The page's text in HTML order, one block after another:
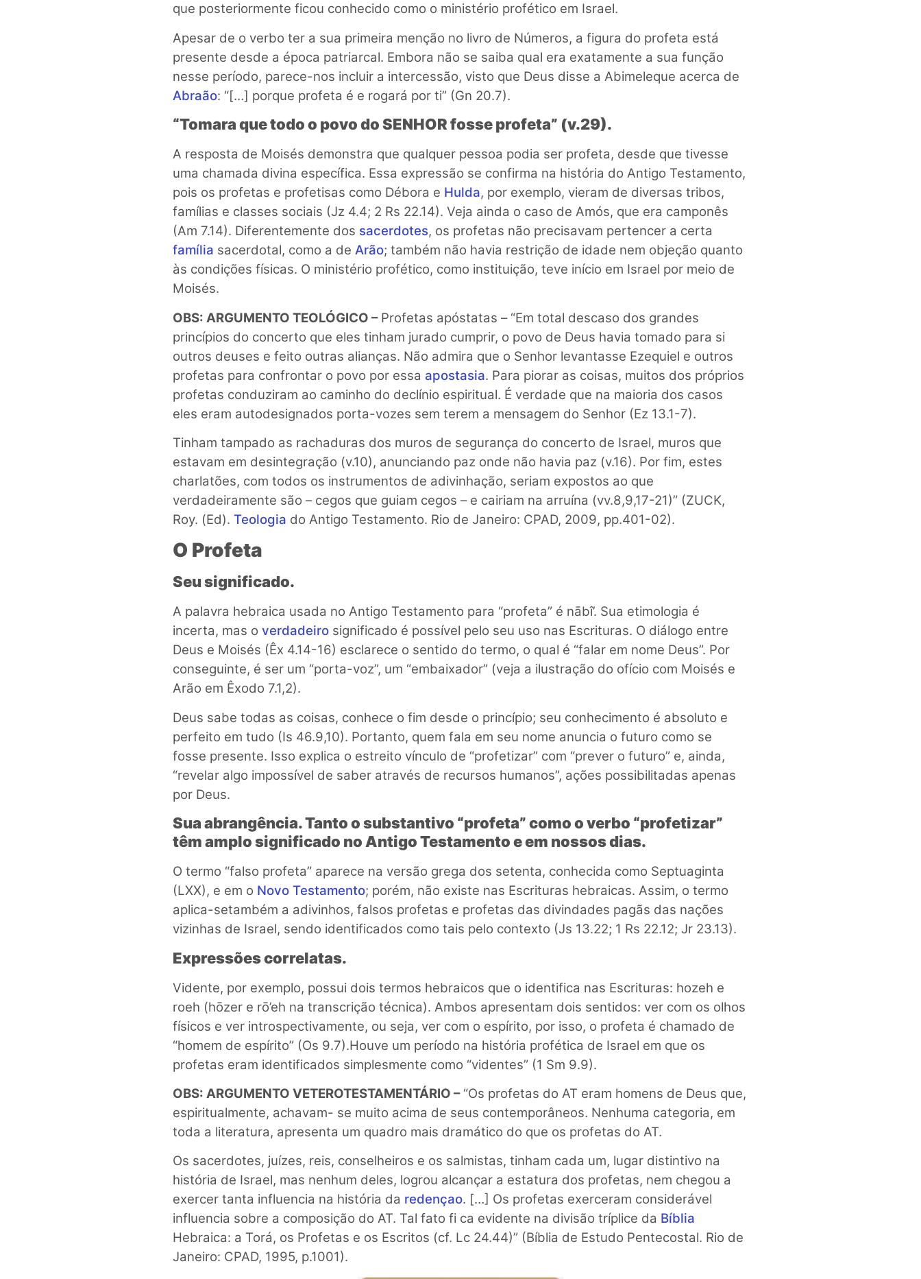
que posteriormente ficou conhecido como o ministério profético em Israel.
Apesar de o verbo ter a sua primeira menção no livro de Números, a figura do profeta está
presente desde a época patriarcal. Embora não se saiba qual era exatamente a sua função
nesse período, parece-nos incluir a intercessão, visto que Deus disse a Abimeleque acerca de
Abraão: “[…] porque profeta é e rogará por ti” (Gn 20.7).
“Tomara que todo o povo do SENHOR fosse profeta” (v.29).
A resposta de Moisés demonstra que qualquer pessoa podia ser profeta, desde que tivesse
uma chamada divina específica. Essa expressão se confirma na história do Antigo Testamento,
pois os profetas e profetisas como Débora e Hulda, por exemplo, vieram de diversas tribos,
famílias e classes sociais (Jz 4.4; 2 Rs 22.14). Veja ainda o caso de Amós, que era camponês
(Am 7.14). Diferentemente dos sacerdotes, os profetas não precisavam pertencer a certa
família sacerdotal, como a de Arão; também não havia restrição de idade nem objeção quanto
às condições físicas. O ministério profético, como instituição, teve início em Israel por meio de
Moisés.
OBS: ARGUMENTO TEOLÓGICO –Profetas apóstatas – “Em total descaso dos grandes
princípios do concerto que eles tinham jurado cumprir, o povo de Deus havia tomado para si
outros deuses e feito outras alianças. Não admira que o Senhor levantasse Ezequiel e outros
profetas para confrontar o povo por essa apostasia. Para piorar as coisas, muitos dos próprios
profetas conduziram ao caminho do declínio espiritual. É verdade que na maioria dos casos
eles eram autodesignados porta-vozes sem terem a mensagem do Senhor (Ez 13.1-7).
Tinham tampado as rachaduras dos muros de segurança do concerto de Israel, muros que
estavam em desintegração (v.10), anunciando paz onde não havia paz (v.16). Por fim, estes
charlatões, com todos os instrumentos de adivinhação, seriam expostos ao que
verdadeiramente são – cegos que guiam cegos – e cairiam na arruína (vv.8,9,17-21)” (ZUCK,
Roy. (Ed). Teologia do Antigo Testamento. Rio de Janeiro: CPAD, 2009, pp.401-02).
O Profeta
Seu significado.
A palavra hebraica usada no Antigo Testamento para “profeta” é nābî’. Sua etimologia é
incerta, mas o verdadeiro significado é possível pelo seu uso nas Escrituras. O diálogo entre
Deus e Moisés (Êx 4.14-16) esclarece o sentido do termo, o qual é “falar em nome Deus”. Por
conseguinte, é ser um “porta-voz”, um “embaixador” (veja a ilustração do ofício com Moisés e
Arão em Êxodo 7.1,2).
Deus sabe todas as coisas, conhece o fim desde o princípio; seu conhecimento é absoluto e
perfeito em tudo (Is 46.9,10). Portanto, quem fala em seu nome anuncia o futuro como se
fosse presente. Isso explica o estreito vínculo de “profetizar” com “prever o futuro” e, ainda,
“revelar algo impossível de saber através de recursos humanos”, ações possibilitadas apenas
por Deus.
Sua abrangência. Tanto o substantivo “profeta” como o verbo “profetizar”
têm amplo significado no Antigo Testamento e em nossos dias.
O termo “falso profeta” aparece na versão grega dos setenta, conhecida como Septuaginta
(LXX), e em o Novo Testamento; porém, não existe nas Escrituras hebraicas. Assim, o termo
aplica-setambém a adivinhos, falsos profetas e profetas das divindades pagãs das nações
vizinhas de Israel, sendo identificados como tais pelo contexto (Js 13.22; 1 Rs 22.12; Jr 23.13).
Expressões correlatas.
Vidente, por exemplo, possui dois termos hebraicos que o identifica nas Escrituras: hozeh e
roeh (hōzer e rō’eh na transcrição técnica). Ambos apresentam dois sentidos: ver com os olhos
físicos e ver introspectivamente, ou seja, ver com o espírito, por isso, o profeta é chamado de
“homem de espírito” (Os 9.7).Houve um período na história profética de Israel em que os
profetas eram identificados simplesmente como “videntes” (1 Sm 9.9).
OBS: ARGUMENTO VETEROTESTAMENTÁRIO –“Os profetas do AT eram homens de Deus que,
espiritualmente, achavam- se muito acima de seus contemporâneos. Nenhuma categoria, em
toda a literatura, apresenta um quadro mais dramático do que os profetas do AT.
Os sacerdotes, juízes, reis, conselheiros e os salmistas, tinham cada um, lugar distintivo na
história de Israel, mas nenhum deles, logrou alcançar a estatura dos profetas, nem chegou a
exercer tanta influencia na história da redençao. […] Os profetas exerceram considerável
influencia sobre a composição do AT. Tal fato fi ca evidente na divisão tríplice da Bíblia
Hebraica: a Torá, os Profetas e os Escritos (cf. Lc 24.44)” (Bíblia de Estudo Pentecostal. Rio de
Janeiro: CPAD, 1995, p.1001).